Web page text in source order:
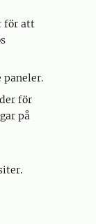
för att
paneler.
för
på